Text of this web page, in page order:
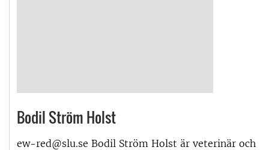
Bodil Ström Holst
ew-red@slu.se Bodil Ström Holst är veterinär och